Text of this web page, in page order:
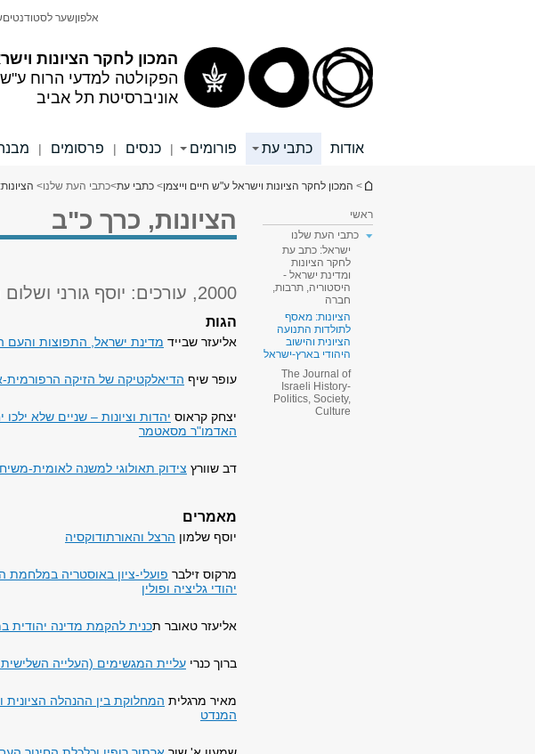
המכון לחקר הציונות
הפקולטה למדעי הרוח ע"ש
אוניברסיטת תל אביב
אלפוןשער לסטודנטים
אודות כתבי עת פורומים | כנסים | פרסומים |
הינך נמצא כאן
> המכון לחקר הציונות וישראל ע"ש חיים וייצמן> כתבי עת>כתבי העת שלנו>
ראשי
כתבי העת שלנו
ישראל: כתב עת
לחקר הציונות
ומדינת ישראל -
היסטוריה, תרבות,
חברה
הציונות: מאסף
לתולדות התנועה
הציונית והישוב
היהודי בארץ-ישראל
The Journal of
Israeli History-
Politics, Society,
Culture
הציונות, כרך כ"ב
2000, עורכים: יוסף גורני ושלום רצבי
הגות
אליעזר שבייד מדינת ישראל, התפוצות והעם
עופר שיף הדיאלקטיקה של הזיקה
יצחק קראוס יהדות וציונות – שניים שלא
האדמו"ר מסאטמר
דב שוורץ צידוק תאולוגי למשנה לאומית-
מאמרים
יוסף שלמון הרצל והאורתודוקסיה
מרקוס זילבר פועלי-ציון באוסטריה במלחמת
יהודי גליציה ופולין
אליעזר טאובר תכנית להקמת מדינה
ברוך כנרי עליית המגשימים (העלייה
מאיר מרגלית המחלוקת בין ההנהלה הציונית
המנדט